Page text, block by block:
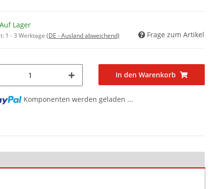
Lager
1 - 3 Werktage (DE - Ausland abweichend) Frage zum Artikel
In den Warenkorb
Komponenten werden geladen ...